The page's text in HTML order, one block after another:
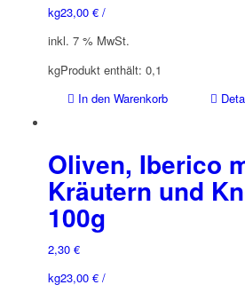
23,00 €/
kg
inkl. 7 % MwSt.
Produkt enthält: 0,1
kg
In den Warenkorb
Oliven, Iberico
Kräutern und
100g
2,30 €
23,00 €/
kg